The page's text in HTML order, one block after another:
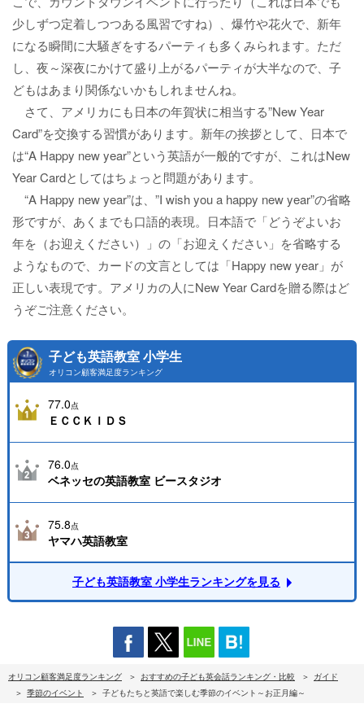
少しずつ定着しつつある風習ですね）、爆竹や花火で、新年
になる瞬間に大騒ぎをするパーティも多くみられます。ただ
し、夜～深夜にかけて盛り上がるパーティが大半なので、子
どもはあまり関係ないかもしれませんね。
さて、アメリカにも日本の年賀状に相当する”New Year
Card”を交換する習慣があります。新年の挨拶として、日本で
は“A Happy new year”という英語が一般的ですが、これはNew
Year Cardとしてはちょっと問題があります。
“A Happy new year”は、”I wish you a happy new year”の省略
形ですが、あくまでも口語的表現。日本語で「どうぞよいお
年を（お迎えください）」の「お迎えください」を省略する
ようなもので、カードの文言としては「Happy new year」が
正しい表現です。アメリカの人にNew Year Cardを贈る際はど
うぞご注意ください。
子ども英語教室 小学生
オリコン顧客満足度ランキング
77.0点
ＥＣＣＫＩＤＳ
76.0点
ベネッセの英語教室 ビースタジオ
75.8点
ヤマハ英語教室
子ども英語教室 小学生ランキングを見る
オリコン顧客満足度ランキング おすすめの子ども英会話ランキング・比較
ガイド
季節のイベント
子どもたちと英語で楽しむ季節のイベント～お正月編～